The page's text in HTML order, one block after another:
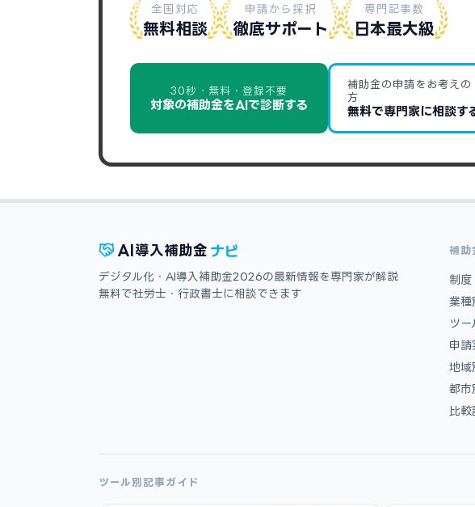
全国対応
無料相談
申請から採択
徹底サポート
専門記事数
日本最大級
30秒・無料・登録不要
対象の補助金をAIで診断する
補助金の申請をお考えの
方
無料で専門家に相談す
AI 導入補助金 ナビ
デジタル化・AI導入補助金2026の最新情報を専門家が解説
無料で社労士・行政書士に相談できます
補助
制度
業種
ツー
申請
地域
都市
比較
ツール別記事ガイド